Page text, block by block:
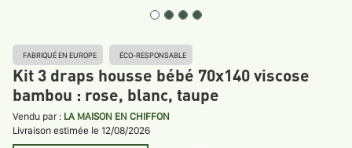
FABRIQUÉ EN EUROPE ÉCO-RESPONSABLE
Kit 3 draps housse bébé 70x140 viscose
bambou : rose, blanc, taupe
Vendu par : LA MAISON EN CHIFFON
Livraison estimée le 12/08/2026